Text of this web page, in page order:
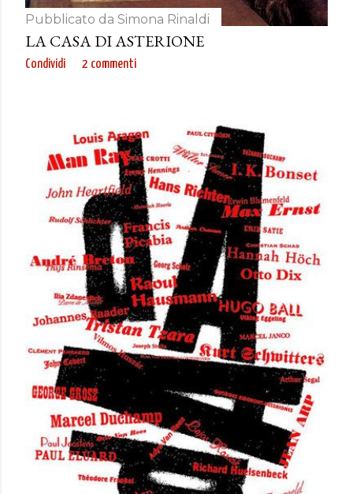
Pubblicato da Simona Rinaldi
LA CASA DI ASTERIONE
Condividi 2 commenti